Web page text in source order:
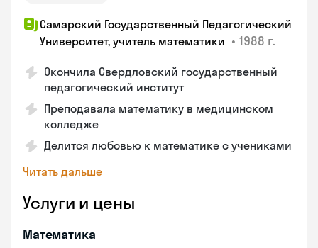
Самарский Государственный Педагогический
Университет, учитель математики • 1988 г.
Окончила Свердловский государственный
педагогический институт
Преподавала математику в медицинском
колледже
Делится любовью к математике с учениками
Читать дальше
Услуги и цены
Математика